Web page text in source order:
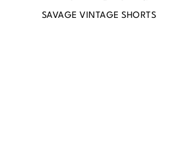
SAVAGE VINTAGE SHORTS